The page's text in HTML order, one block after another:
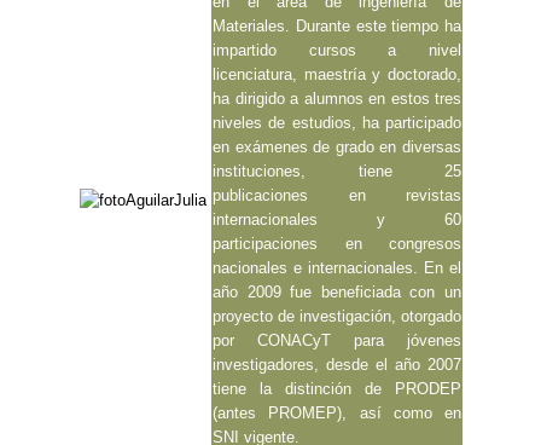
Materiales. Durante este tiempo ha
impartido cursos a nivel
licenciatura, maestría y doctorado,
ha dirigido a alumnos en estos tres
niveles de estudios, ha participado
en exámenes de grado en diversas
instituciones, tiene 25
publicaciones en revistas
internacionales y 60
participaciones en congresos
nacionales e internacionales. En el
año 2009 fue beneficiada con un
proyecto de investigación, otorgado
por CONACyT para jóvenes
investigadores, desde el año 2007
tiene la distinción de PRODEP
(antes PROMEP), así como en
SNI vigente.